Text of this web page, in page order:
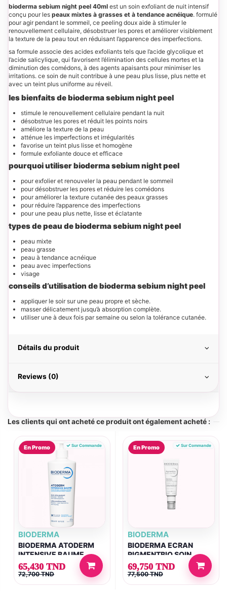
bioderma sebium night peel 40ml est un soin exfoliant de nuit intensif
conçu pour les peaux mixtes à grasses et à tendance acnéique. formulé
pour agir pendant le sommeil, ce peeling doux aide à stimuler le
renouvellement cellulaire, désobstruer les pores et améliorer visiblement
la texture de la peau tout en réduisant l’apparence des imperfections.
sa formule associe des acides exfoliants tels que l’acide glycolique et
l’acide salicylique, qui favorisent l’élimination des cellules mortes et la
diminution des comédons, à des agents apaisants pour minimiser les
irritations. ce soin de nuit contribue à une peau plus lisse, plus nette et
avec un teint plus uniforme au réveil.
les bienfaits de bioderma sebium night peel
stimule le renouvellement cellulaire pendant la nuit
désobstrue les pores et réduit les points noirs
améliore la texture de la peau
atténue les imperfections et irrégularités
favorise un teint plus lisse et homogène
formule exfoliante douce et efficace
pourquoi utiliser bioderma sebium night peel
pour exfolier et renouveler la peau pendant le sommeil
pour désobstruer les pores et réduire les comédons
pour améliorer la texture cutanée des peaux grasses
pour réduire l’apparence des imperfections
pour une peau plus nette, lisse et éclatante
types de peau de bioderma sebium night peel
peau mixte
peau grasse
peau à tendance acnéique
peau avec imperfections
visage
conseils d’utilisation de bioderma sebium night peel
appliquer le soir sur une peau propre et sèche.
masser délicatement jusqu’à absorption complète.
utiliser une à deux fois par semaine ou selon la tolérance cutanée.
Détails du produit
Reviews (0)
Les clients qui ont acheté ce produit ont également acheté :
En Promo Sur Commande
BIODERMA
BIODERMA ATODERM
INTENSIVE BAUME
500ML
65,430 TND
72,700 TND
En Promo Sur Commande
BIODERMA
BIODERMA ECRAN
PIGMENTBIO SOIN
QUOTIDIEN SPF50 +
40ML
69,750 TND
77,500 TND